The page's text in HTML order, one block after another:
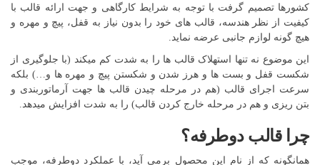
کشورها تصمیم گرفت با توجه به شرایط کارگاهی و جهت ارائه قالب با
کیفیت از نظر هندسه، قالب های خود را بدون نیاز به قفل، پیچ و مهره و
هیچ گونه لوازم جانبی عرضه نماید.
این موضوع نه تنها استهلاک قالب ها را به شدت کم میکند (با جلوگیری از
شکست قفل و بست ها و هرز شدن و شکستن پیچ و مهره ها و…) بلکه
سرعت اجرای قالب (هم در مرحله چیدن قالب ها جهت آرماتوربندی و
بتن ریزی و هم در مرحله خارج کردن قالب) را به شدت افزایش میدهد.
چرا قالب دوطرفه؟
همانگونه که از نام این محصول برمی آید، با عملکرد دوطرفه، موجب